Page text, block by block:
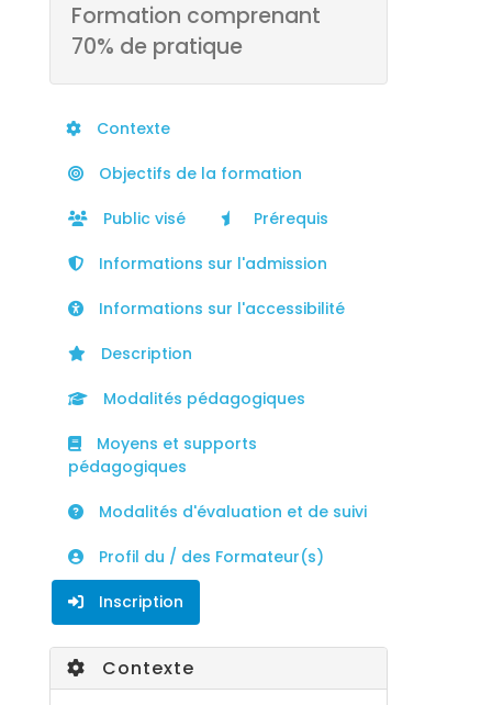
Formation comprenant
70% de pratique
Contexte
Objectifs de la formation
Public visé Prérequis
Informations sur l'admission
Informations sur l'accessibilité
Description
Modalités pédagogiques
Moyens et supports
pédagogiques
Modalités d'évaluation et de suivi
Profil du / des Formateur(s)
Inscription
Contexte